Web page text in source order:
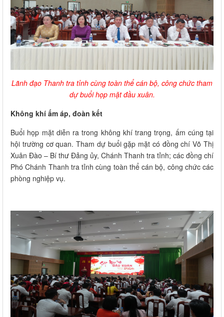
Lãnh đạo Thanh tra tỉnh cùng toàn thể cán bộ, công chức tham
dự buổi họp mặt đầu xuân.
Không khí ấm áp, đoàn kết
Buổi họp mặt diễn ra trong không khí trang trọng, ấm cúng tại
hội trường cơ quan. Tham dự buổi gặp mặt có đồng chí Võ Thị
Xuân Đào – Bí thư Đảng ủy, Chánh Thanh tra tỉnh; các đồng chí
Phó Chánh Thanh tra tỉnh cùng toàn thể cán bộ, công chức các
phòng nghiệp vụ.